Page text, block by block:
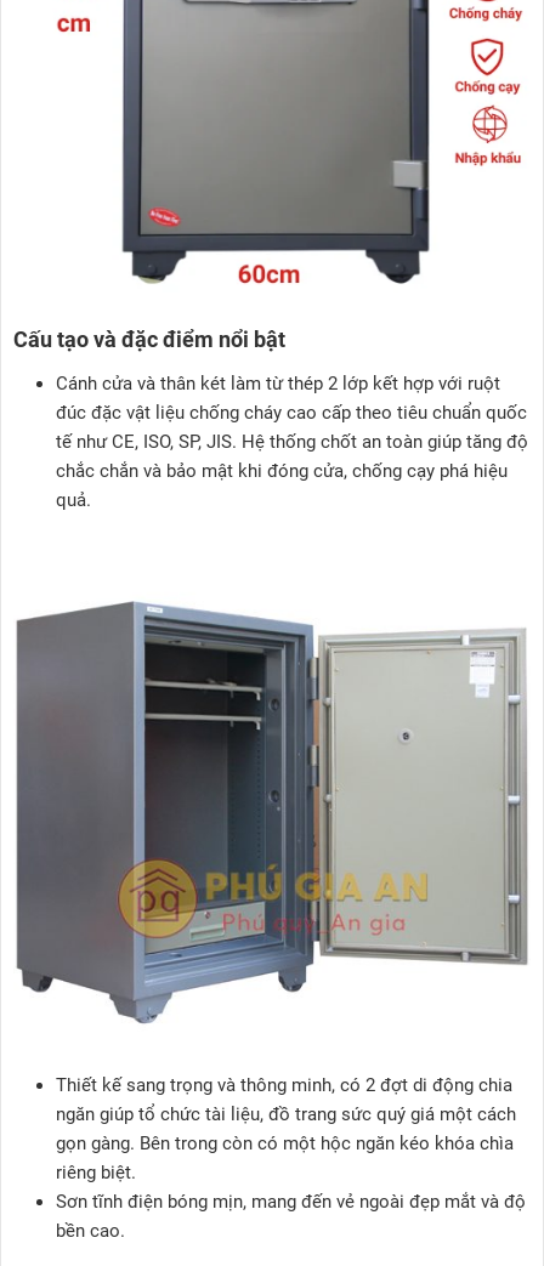
Cấu tạo và đặc điểm nổi bật
Cánh cửa và thân két làm từ thép 2 lớp kết hợp với ruột
đúc đặc vật liệu chống cháy cao cấp theo tiêu chuẩn quốc
tế như CE, ISO, SP, JIS. Hệ thống chốt an toàn giúp tăng độ
chắc chắn và bảo mật khi đóng cửa, chống cạy phá hiệu
quả.
Thiết kế sang trọng và thông minh, có 2 đợt di động chia
ngăn giúp tổ chức tài liệu, đồ trang sức quý giá một cách
gọn gàng. Bên trong còn có một hộc ngăn kéo khóa chìa
riêng biệt.
Sơn tĩnh điện bóng mịn, mang đến vẻ ngoài đẹp mắt và độ
bền cao.